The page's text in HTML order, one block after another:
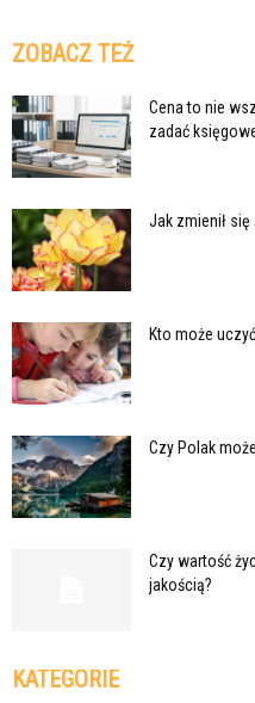
ZOBACZ TEŻ
Cena to nie
zadać
Jak zmienił
Kto może
Czy Polak
Czy wartość
jakością?
KATEGORIE